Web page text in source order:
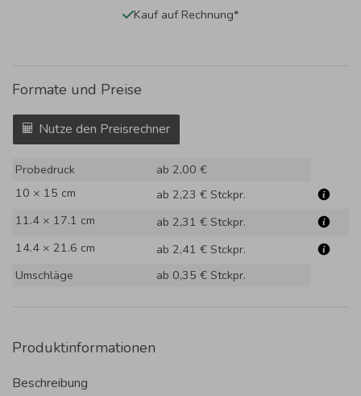
Kauf auf Rechnung*
Formate und Preise
Nutze den Preisrechner
Probedruck
ab 2,00 €
10 × 15 cm
ab 2,23 € Stckpr.
11.4 × 17.1 cm
ab 2,31 € Stckpr.
14.4 × 21.6 cm
ab 2,41 € Stckpr.
Umschläge
ab 0,35 € Stckpr.
Produktinformationen
Beschreibung